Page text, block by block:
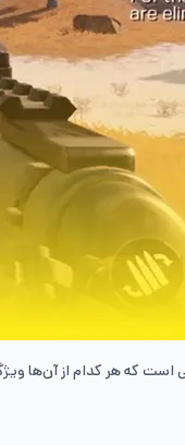
که هر کدام از آن‌ها